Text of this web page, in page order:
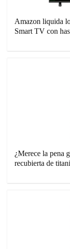
Amazon liquida
Smart TV con
¿Merece la pena
recubierta de